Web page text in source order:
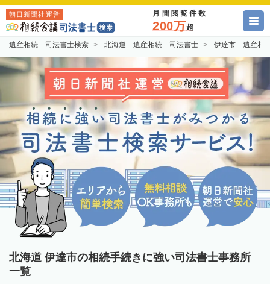
朝日新聞社運営 月間閲覧件数
200万超
遺産相続 司法書士検索 北海道 遺産相続 司法書士 伊達市 遺産相
北海道 伊達市の相続手続きに強い司法書士事務所
一覧